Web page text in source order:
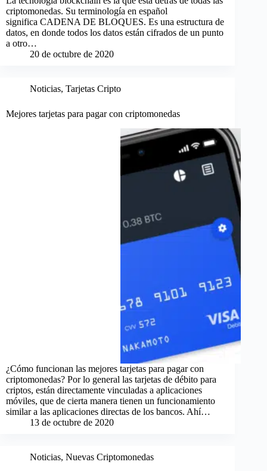
criptomonedas. Su terminología en español
significa CADENA DE BLOQUES. Es una estructura de
datos, en donde todos los datos están cifrados de un punto
a otro…
20 de octubre de 2020
Noticias, Tarjetas Cripto
Mejores tarjetas para pagar con criptomonedas
¿Cómo funcionan las mejores tarjetas para pagar con
criptomonedas? Por lo general las tarjetas de débito para
criptos, están directamente vinculadas a aplicaciones
móviles, que de cierta manera tienen un funcionamiento
similar a las aplicaciones directas de los bancos. Ahí…
13 de octubre de 2020
Noticias, Nuevas Criptomonedas